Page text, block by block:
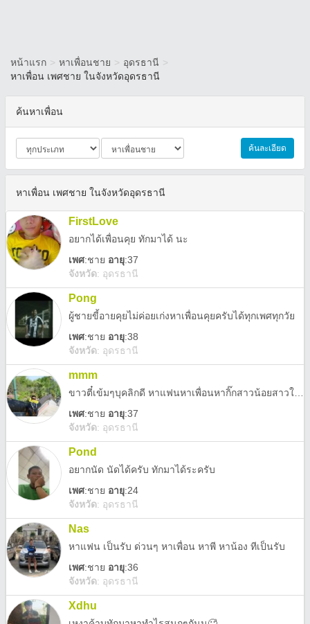
หน้าแรก > หาเพื่อนชาย > อุดรธานี >
หาเพื่อน เพศชาย ในจังหวัดอุดรธานี
ค้นหาเพื่อน
ค้นละเอียด
หาเพื่อน เพศชาย ในจังหวัดอุดรธานี
FirstLove
อยากได้เพื่อนคุย ทักมาได้ นะ
เพศ:ชาย อายุ:37
จังหวัด: อุดรธานี
Pong
ผู้ชายขี้อายคุยไม่ค่อยเก่งหาเพื่อนคุยครับได้ทุกเพศทุกวัย
เพศ:ชาย อายุ:38
จังหวัด: อุดรธานี
mmm
เพศ:ชาย อายุ:37
จังหวัด: อุดรธานี
Pond
อยากนัด นัดได้ครับ ทักมาได้ระครับ
เพศ:ชาย อายุ:24
จังหวัด: อุดรธานี
Nas
หาแฟน เป็นรับ ด่วนๆ หาเพื่อน หาพี หาน้อง ทีเป็นรับ
เพศ:ชาย อายุ:36
จังหวัด: อุดรธานี
Xdhu